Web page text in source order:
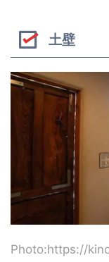
土壁
Photo:https://